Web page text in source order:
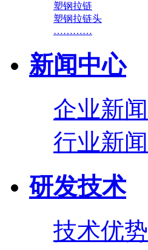
塑钢拉链
塑钢拉链头
…………
新闻中心
企业新闻
行业新闻
研发技术
技术优势